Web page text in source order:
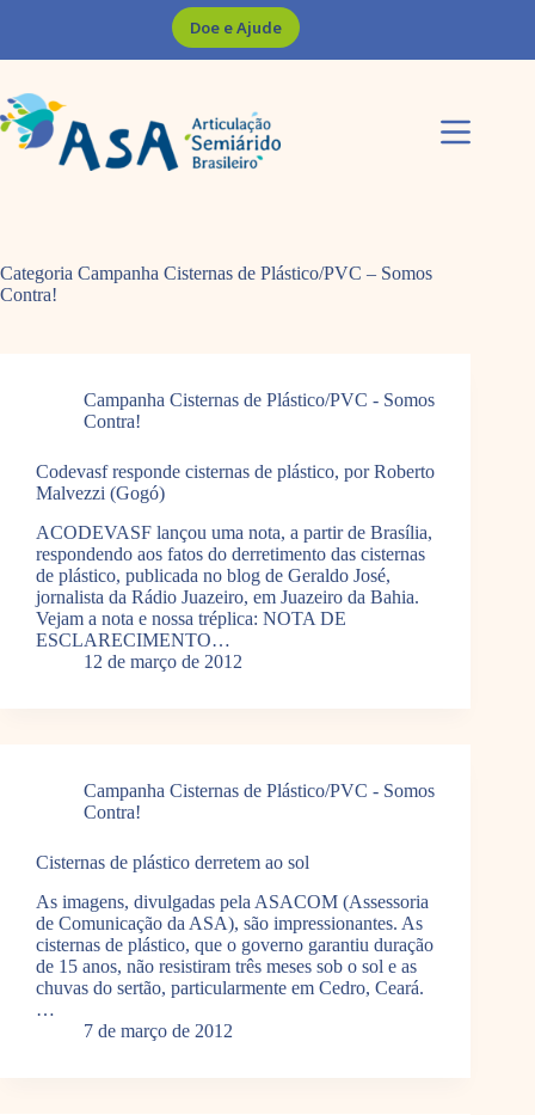
Doe e Ajude
Categoria Campanha Cisternas de Plástico/PVC – Somos
Contra!
Campanha Cisternas de Plástico/PVC - Somos
Contra!
Codevasf responde cisternas de plástico, por Roberto
Malvezzi (Gogó)
ACODEVASF lançou uma nota, a partir de Brasília,
respondendo aos fatos do derretimento das cisternas
de plástico, publicada no blog de Geraldo José,
jornalista da Rádio Juazeiro, em Juazeiro da Bahia.
Vejam a nota e nossa tréplica: NOTA DE
ESCLARECIMENTO…
12 de março de 2012
Campanha Cisternas de Plástico/PVC - Somos
Contra!
Cisternas de plástico derretem ao sol
As imagens, divulgadas pela ASACOM (Assessoria
de Comunicação da ASA), são impressionantes. As
cisternas de plástico, que o governo garantiu duração
de 15 anos, não resistiram três meses sob o sol e as
chuvas do sertão, particularmente em Cedro, Ceará.
…
7 de março de 2012